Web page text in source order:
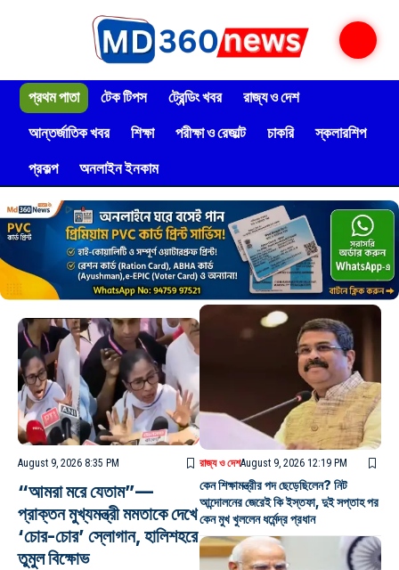
প্রথম পাতা টেক টিপস ট্রেন্ডিং খবর
রাজ্য ও দেশ
আন্তর্জাতিক খবর
শিক্ষা পরীক্ষা ও রেজাল্ট চাকরি
স্কলারশিপ
প্রকল্প
অনলাইন ইনকাম
August 9, 2026 8:35 PM
“আমরা মরে যেতাম”—
প্রাক্তন মুখ্যমন্ত্রী মমতাকে দেখে
‘চোর-চোর’ স্লোগান, হালিশহরে
তুমুল বিক্ষোভ
রাজ্য ও দেশAugust 9, 2026 12:19 PM
কেন শিক্ষামন্ত্রীর পদ ছেড়েছিলেন? নিট
আন্দোলনের জেরেই কি ইস্তফা, দুই সপ্তাহ পর
কেন মুখ খুললেন ধর্মেন্দ্র প্রধান